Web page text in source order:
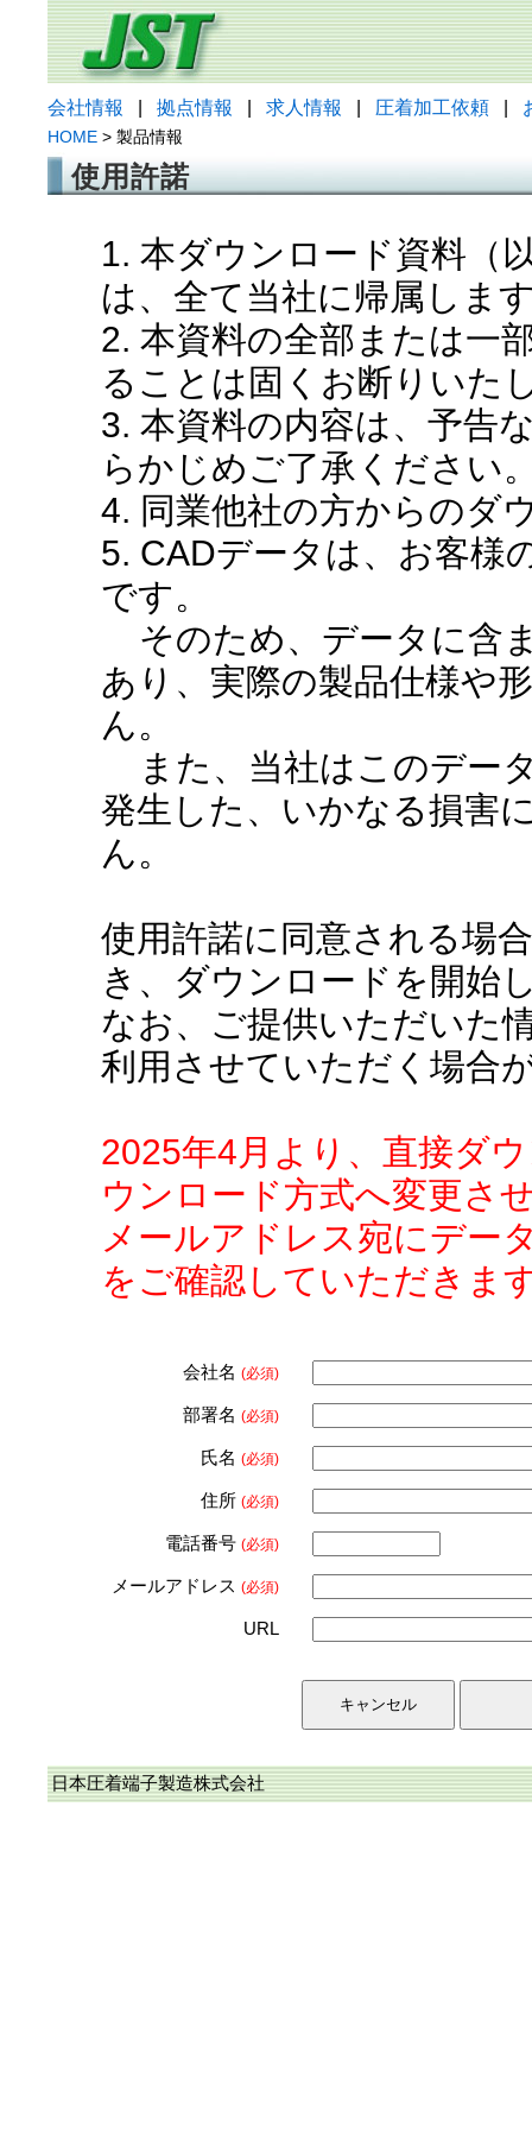
会社情報 拠点情報 求人情報 圧着加工依頼
HOME > 製品情報
使用許諾
1. 本ダウンロード資料（
は、全て当社に帰属しま
2. 本資料の全部または一
ることは固くお断りいた
3. 本資料の内容は、予告
らかじめご了承ください
4. 同業他社の方からのダ
5. CADデータは、お客様
です。
そのため、データに含
あり、実際の製品仕様や
ん。
また、当社はこのデー
発生した、いかなる損害
ん。
使用許諾に同意される場
き、ダウンロードを開始
なお、ご提供いただいた
利用させていただく場合
2025年4月より、直接ダ
ウンロード方式へ変更さ
メールアドレス宛にデー
をご確認していただきま
会社名 (必須)
部署名 (必須)
氏名 (必須)
住所 (必須)
電話番号 (必須)
メールアドレス (必須)
URL
日本圧着端子製造株式会社